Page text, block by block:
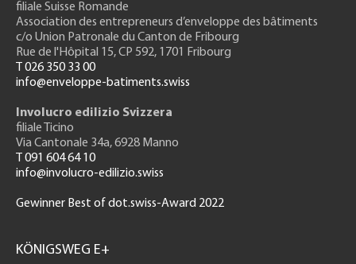
filiale Suisse Romande
Association des entrepreneurs d’enveloppe des bâtiments
c/o Union Patronale du Canton de Fribourg
Rue de l'Hôpital 15, CP 592, 1701 Fribourg
T 026 350 33 00
info@enveloppe-batiments.swiss
Involucro edilizio Svizzera
filiale Ticino
Via Cantonale 34a, 6928 Manno
T 091 604 64 10
info@involucro-edilizio.swiss
Gewinner Best of dot.swiss-Award 2022
GH
KÖNIGSWEG E+